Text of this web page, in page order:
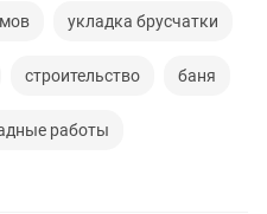
укладка брусчатки
строительство баня
работы